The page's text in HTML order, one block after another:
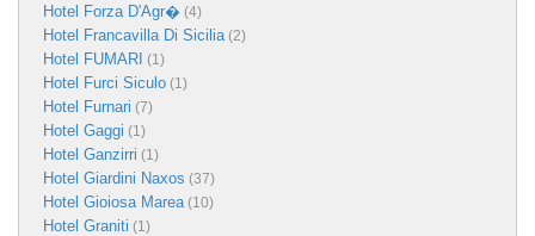
Hotel Forza D'Agr� (4)
Hotel Francavilla Di Sicilia(2)
Hotel FUMARI (1)
Hotel Furci Siculo (1)
Hotel Furnari (7)
Hotel Gaggi (1)
Hotel Ganzirri (1)
Hotel Giardini Naxos (37)
Hotel Gioiosa Marea(10)
Hotel Graniti (1)